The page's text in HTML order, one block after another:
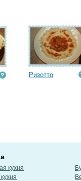
Ризотто
кухня